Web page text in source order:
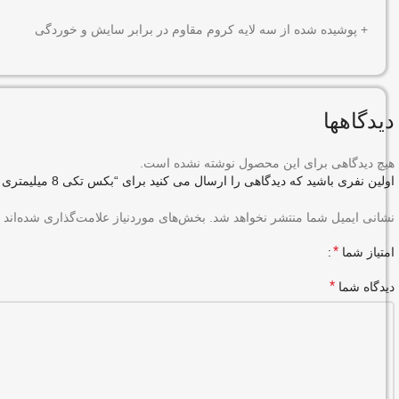
+ پوشیده شده از سه لایه کروم مقاوم در برابر سایش و خوردگی
دیدگاهها
هیچ دیدگاهی برای این محصول نوشته نشده است.
اولین نفری باشید که دیدگاهی را ارسال می کنید برای “بکس تکی 8 میلیمتری 12 پر رونیکس کد RH-2660”
نشانی ایمیل شما منتشر نخواهد شد. بخش‌های موردنیاز علامت‌گذاری شده‌اند
امتیاز شما *
دیدگاه شما *